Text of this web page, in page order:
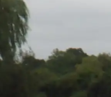
votre voyage